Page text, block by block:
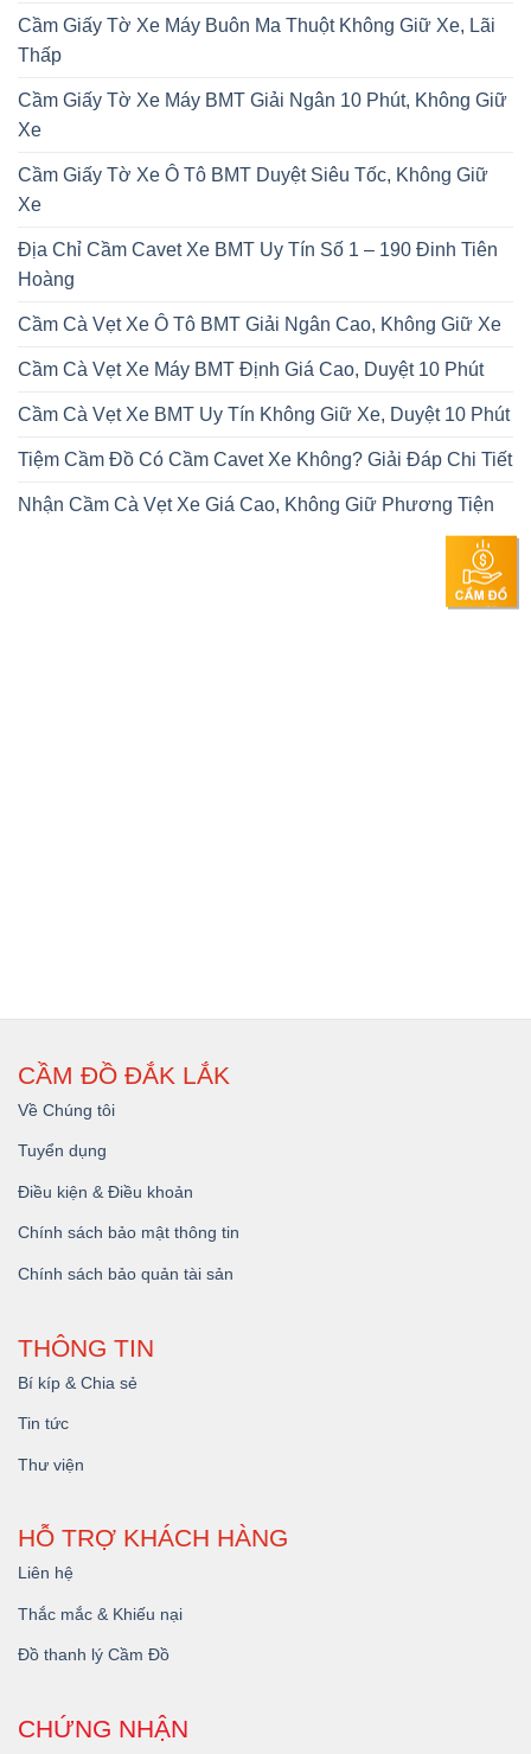
Cầm Giấy Tờ Xe Máy Buôn Ma Thuột Không Giữ Xe, Lãi
Thấp
Cầm Giấy Tờ Xe Máy BMT Giải Ngân 10 Phút, Không Giữ
Xe
Cầm Giấy Tờ Xe Ô Tô BMT Duyệt Siêu Tốc, Không Giữ
Xe
Địa Chỉ Cầm Cavet Xe BMT Uy Tín Số 1 – 190 Đinh Tiên
Hoàng
Cầm Cà Vẹt Xe Ô Tô BMT Giải Ngân Cao, Không Giữ Xe
Cầm Cà Vẹt Xe Máy BMT Định Giá Cao, Duyệt 10 Phút
Cầm Cà Vẹt Xe BMT Uy Tín Không Giữ Xe, Duyệt 10 Phút
Tiệm Cầm Đồ Có Cầm Cavet Xe Không? Giải Đáp Chi Tiết
Nhận Cầm Cà Vẹt Xe Giá Cao, Không Giữ Phương Tiện
CẦM ĐỒ ĐẮK LẮK
Về Chúng tôi
Tuyển dụng
Điều kiện & Điều khoản
Chính sách bảo mật thông tin
Chính sách bảo quản tài sản
THÔNG TIN
Bí kíp & Chia sẻ
Tin tức
Thư viện
HỖ TRỢ KHÁCH HÀNG
Liên hệ
Thắc mắc & Khiếu nại
Đồ thanh lý Cầm Đồ
CHỨNG NHẬN